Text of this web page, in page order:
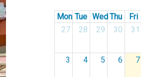
Mon Tue WedThu Fri
27
28 29 30 31
3 4 5 6 7